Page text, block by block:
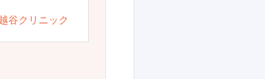
谷クリニック